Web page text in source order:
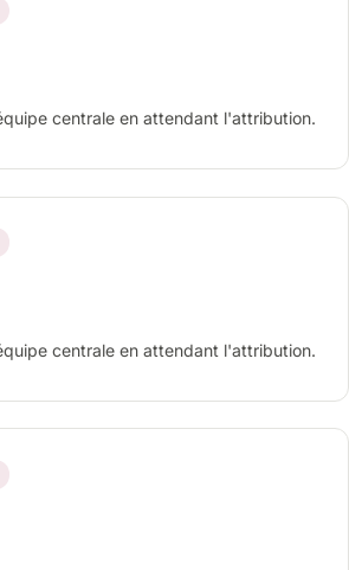
centrale en attendant l'attribution.
centrale en attendant l'attribution.